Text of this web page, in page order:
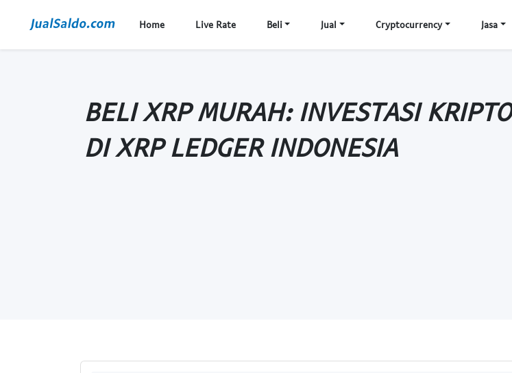
Home Live Rate Beli Jual Cryptocurrency Jasa
BELI XRP MURAH: INVESTASI KRIPTO
DI XRP LEDGER INDONESIA